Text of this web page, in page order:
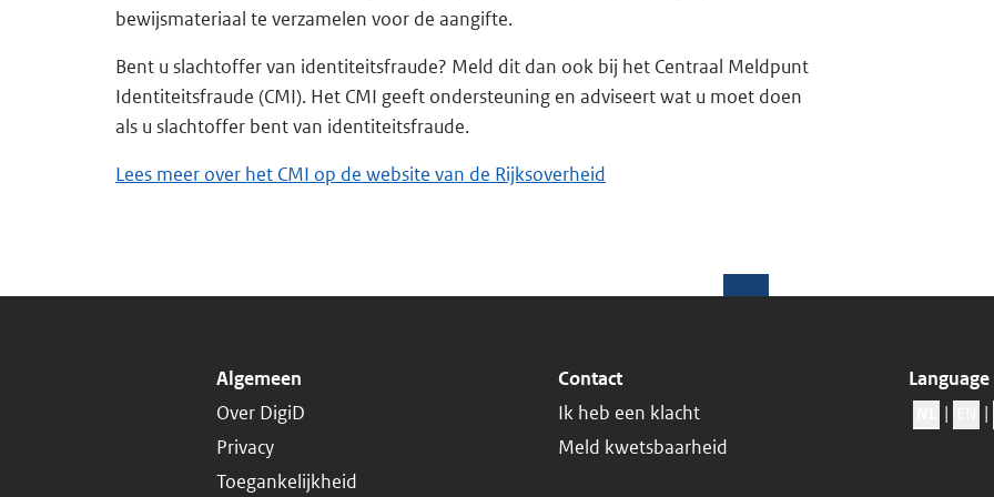
bewijsmateriaal te verzamelen voor de aangifte.
Bent u slachtoffer van identiteitsfraude? Meld dit dan ook bij het Centraal Meldpunt
Identiteitsfraude (CMI). Het CMI geeft ondersteuning en adviseert wat u moet doen
als u slachtoffer bent van identiteitsfraude.
Lees meer over het CMI op de website van de Rijksoverheid
Algemeen
Over DigiD
Privacy
Toegankelijkheid
Contact
Ik heb een klacht
Meld kwetsbaarheid
Language
| |